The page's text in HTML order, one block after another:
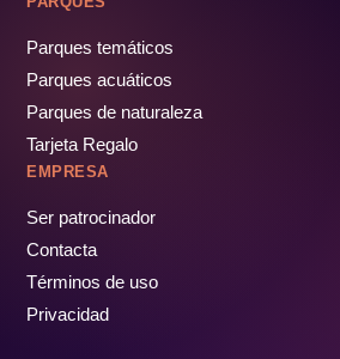
Parques temáticos
Parques acuáticos
Parques de naturaleza
Tarjeta Regalo
EMPRESA
Ser patrocinador
Contacta
Términos de uso
Privacidad